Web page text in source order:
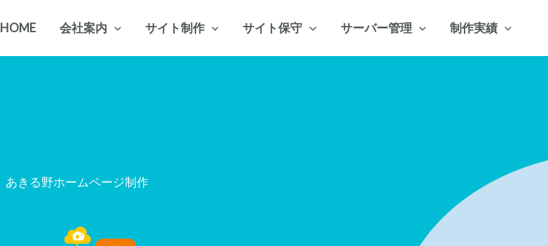
HOME 会社案内 サイト制作 サイト保守 サーバー管理 制作実績
あきる野ホームページ制作